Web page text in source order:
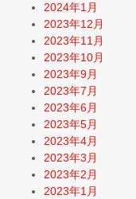
2024年1月
2023年12月
2023年11月
2023年10月
2023年9月
2023年7月
2023年6月
2023年5月
2023年4月
2023年3月
2023年2月
2023年1月